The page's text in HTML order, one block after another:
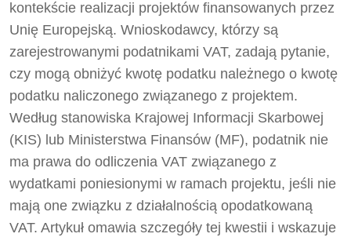
kontekście realizacji projektów finansowanych przez
Unię Europejską. Wnioskodawcy, którzy są
zarejestrowanymi podatnikami VAT, zadają pytanie,
czy mogą obniżyć kwotę podatku należnego o kwotę
podatku naliczonego związanego z projektem.
Według stanowiska Krajowej Informacji Skarbowej
(KIS) lub Ministerstwa Finansów (MF), podatnik nie
ma prawa do odliczenia VAT związanego z
wydatkami poniesionymi w ramach projektu, jeśli nie
mają one związku z działalnością opodatkowaną
VAT. Artykuł omawia szczegóły tej kwestii i wskazuje